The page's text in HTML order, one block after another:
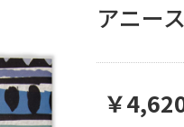
アニー
￥